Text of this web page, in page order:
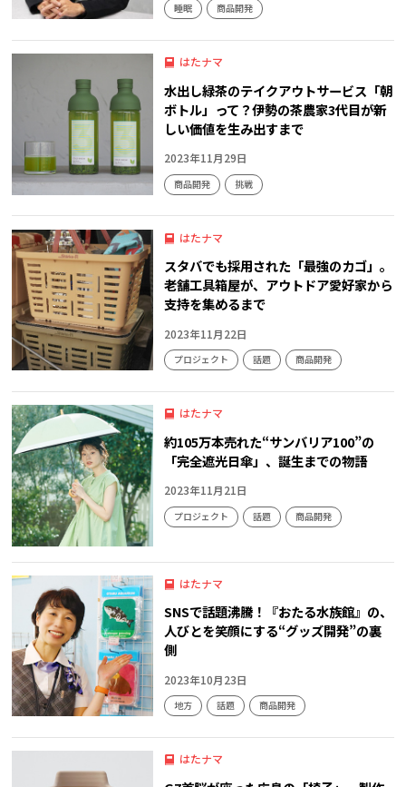
睡眠 商品開発
はたナマ
水出し緑茶のテイクアウトサービス「朝
ボトル」って？伊勢の茶農家3代目が新
しい価値を生み出すまで
2023年11月29日
商品開発 挑戦
はたナマ
スタバでも採用された「最強のカゴ」。
老舗工具箱屋が、アウトドア愛好家から
支持を集めるまで
2023年11月22日
プロジェクト 話題 商品開発
はたナマ
約105万本売れた“サンバリア100”の
「完全遮光日傘」、誕生までの物語
2023年11月21日
プロジェクト 話題 商品開発
はたナマ
SNSで話題沸騰！『おたる水族館』の、
人びとを笑顔にする“グッズ開発”の裏
側
2023年10月23日
地方 話題 商品開発
はたナマ